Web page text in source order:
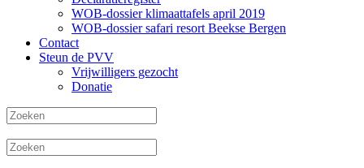
WOB-dossier klimaattafels april 2019
WOB-dossier safari resort Beekse Bergen
Contact
Steun de PVV
Vrijwilligers gezocht
Donatie